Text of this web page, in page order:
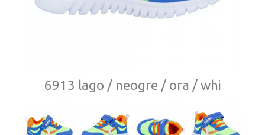
6913 lago / neogre / ora / whi